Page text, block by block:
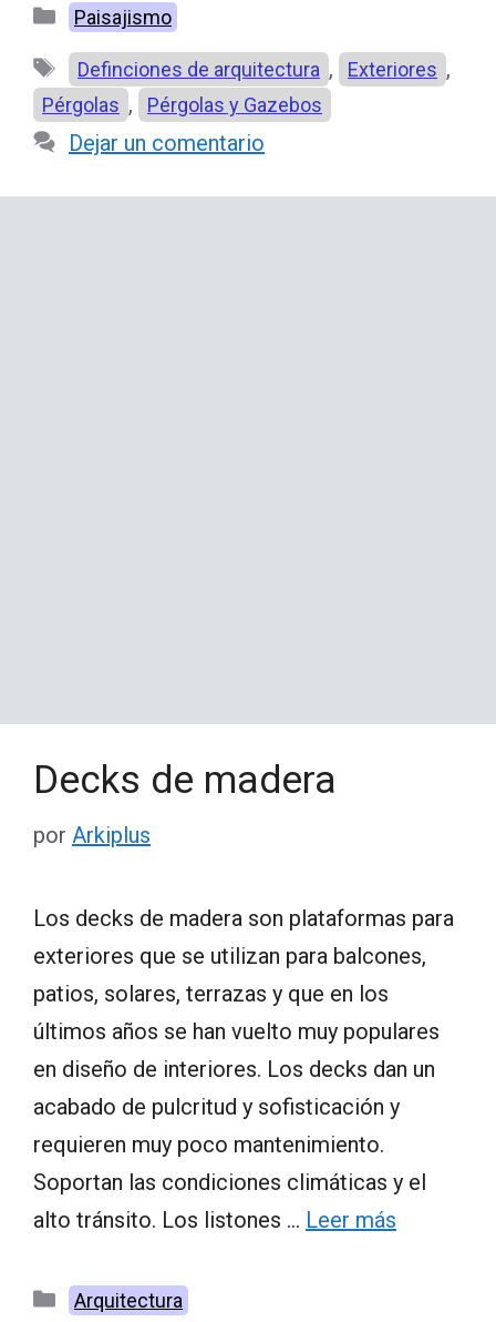
Categorías
Paisajismo
Etiquetas
Definciones de arquitectura , Exteriores ,
Pérgolas , Pérgolas y Gazebos
Dejar un comentario
Decks de madera
por Arkiplus
Los decks de madera son plataformas para
exteriores que se utilizan para balcones,
patios, solares, terrazas y que en los
últimos años se han vuelto muy populares
en diseño de interiores. Los decks dan un
acabado de pulcritud y sofisticación y
requieren muy poco mantenimiento.
Soportan las condiciones climáticas y el
alto tránsito. Los listones … Leer más
Categorías
Arquitectura